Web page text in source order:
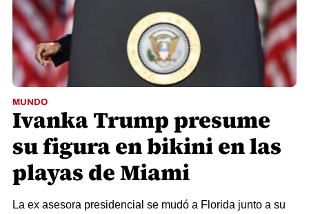
MUNDO
Ivanka Trump presume
su figura en bikini en las
playas de Miami
La ex asesora presidencial se mudó a Florida junto a su